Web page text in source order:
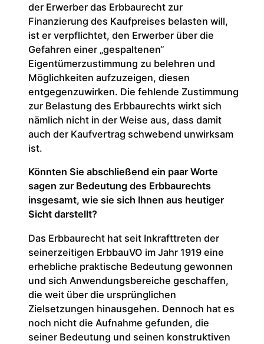
der Erwerber das Erbbaurecht zur
Finanzierung des Kaufpreises belasten will,
ist er verpflichtet, den Erwerber über die
Gefahren einer „gespaltenen“
Eigentümerzustimmung zu belehren und
Möglichkeiten aufzuzeigen, diesen
entgegenzuwirken. Die fehlende Zustimmung
zur Belastung des Erbbaurechts wirkt sich
nämlich nicht in der Weise aus, dass damit
auch der Kaufvertrag schwebend unwirksam
ist.
Könnten Sie abschließend ein paar Worte
sagen zur Bedeutung des Erbbaurechts
insgesamt, wie sie sich Ihnen aus heutiger
Sicht darstellt?
Das Erbbaurecht hat seit Inkrafttreten der
seinerzeitigen ErbbauVO im Jahr 1919 eine
erhebliche praktische Bedeutung gewonnen
und sich Anwendungsbereiche geschaffen,
die weit über die ursprünglichen
Zielsetzungen hinausgehen. Dennoch hat es
noch nicht die Aufnahme gefunden, die
seiner Bedeutung und seinen konstruktiven